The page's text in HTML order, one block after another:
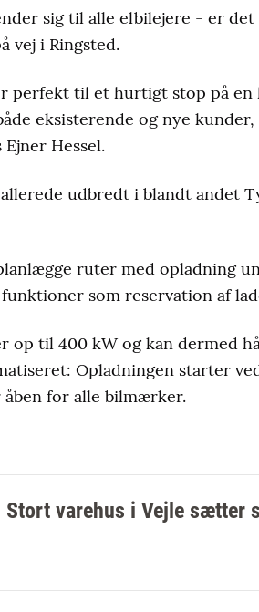
sig til alle elbilejere - er det
vej i Ringsted.
perfekt til et hurtigt stop på en
eksisterende og nye
Hessel.
udbredt i blandt andet
ruter med opladning
som reservation af
op til 400 kW og kan dermed
Opladningen starter
for alle bilmærker.
Stort varehus i Vejle sætter